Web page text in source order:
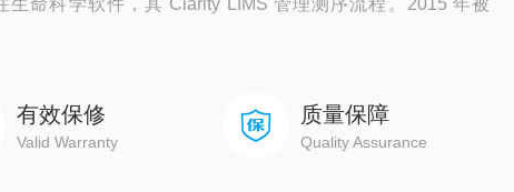
生命科学软件，其 Clarity LIMS 管理测序流程。2015 年被
有效保修
Valid Warranty
质量保障
Quality Assurance